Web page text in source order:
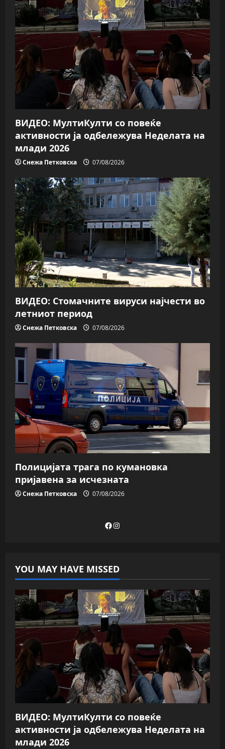
g
a
t
i
o
n
ВИДЕО: МултиКулти со повеќе
активности ја одбележува Неделата на
млади 2026
Снежа Петковска 07/08/2026
ВИДЕО: Стомачните вируси најчести во
летниот период
Снежа Петковска 07/08/2026
Полицијата трага пo кумановка
пријавена за исчезната
Снежа Петковска 07/08/2026
Facebook
Instagram
YOU MAY HAVE MISSED
ВИДЕО: МултиКулти со повеќе
активности ја одбележува Неделата на
млади 2026